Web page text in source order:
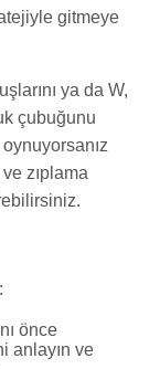
gitmeye
ya da W,
çubuğunu
zıplama
önce
anlayın ve